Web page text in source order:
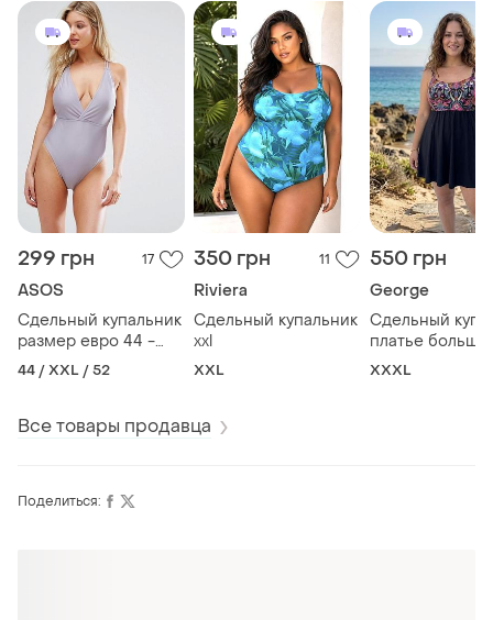
299 грн 17
ASOS
Сдельный купальник
размер евро 44 -
(xxl)
44 / XXL / 52
350 грн 11
Riviera
Сдельный купальник
xxl
XXL
550 грн
George
Сдельный
платье
размер
XXXL
Все товары продавца
Поделиться: